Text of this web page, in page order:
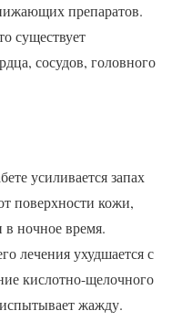
препаратов.
существует
сосудов, головного
усиливается запах
поверхности кожи,
ночное время.
лечения ухудшается с
кислотно-щелочного
испытывает жажду.